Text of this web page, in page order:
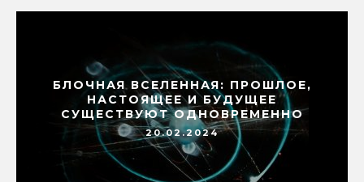
БЛОЧНАЯ ВСЕЛЕННАЯ: ПРОШЛОЕ,
НАСТОЯЩЕЕ И БУДУЩЕЕ
СУЩЕСТВУЮТ ОДНОВРЕМЕННО
20.02.2024